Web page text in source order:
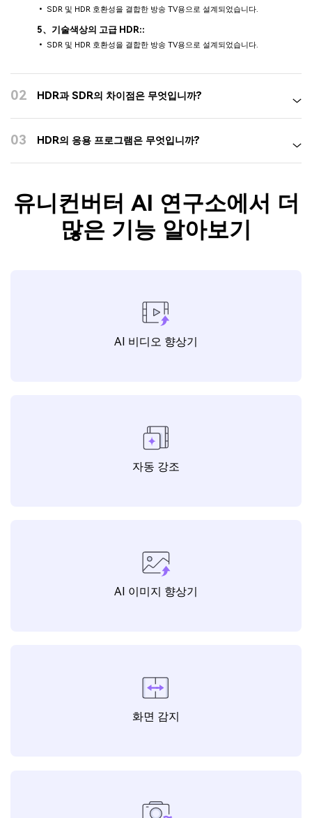
• SDR 및 HDR 호환성을 결합한 방송 TV용으로 설계되었습니다.
5、기술색상의 고급 HDR::
• SDR 및 HDR 호환성을 결합한 방송 TV용으로 설계되었습니다.
02 HDR과 SDR의 차이점은 무엇입니까?
03 HDR의 응용 프로그램은 무엇입니까?
유니컨버터 AI 연구소에서 더
많은 기능 알아보기
AI 비디오 향상기
자동 강조
AI 이미지 향상기
화면 감지